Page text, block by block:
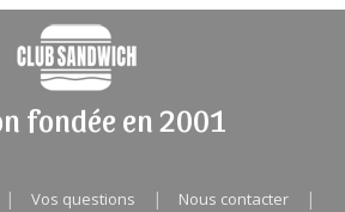
fondée en 2001
| Vos questions | Nous contacter |